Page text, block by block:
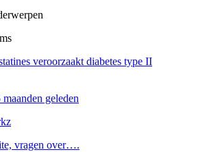
veroorzaakt diabetes type II
maanden geleden
vragen over….